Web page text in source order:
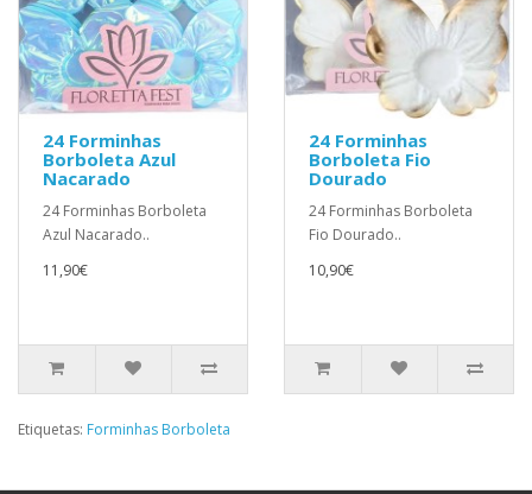
24 Forminhas
Borboleta Azul
Nacarado
24 Forminhas Borboleta
Azul Nacarado..
11,90€
24 Forminhas
Borboleta Fio
Dourado
24 Forminhas Borboleta
Fio Dourado..
10,90€
Etiquetas: Forminhas Borboleta